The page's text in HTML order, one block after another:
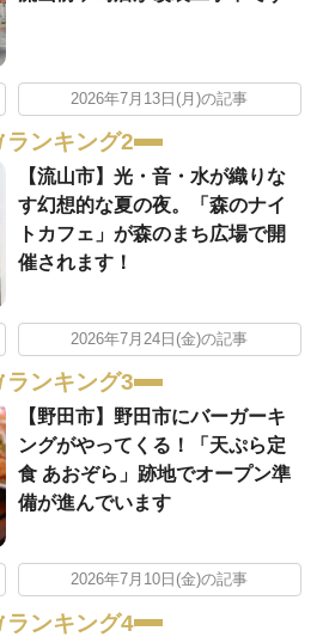
2026年7月13日(月)の記事
ランキング2
【流山市】光・音・水が織りな
す幻想的な夏の夜。「森のナイ
トカフェ」が森のまち広場で開
催されます！
2026年7月24日(金)の記事
ランキング3
【野田市】野田市にバーガーキ
ングがやってくる！「天ぷら定
食 あおぞら」跡地でオープン準
備が進んでいます
2026年7月10日(金)の記事
ランキング4